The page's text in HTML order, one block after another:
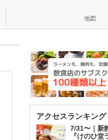
地図
アクセスランキング
1
7/31〜｜新
『けのひ